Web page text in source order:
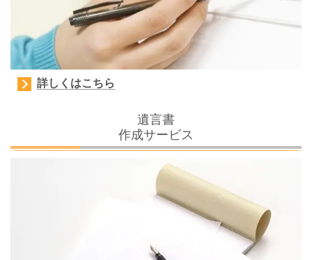
詳しくはこちら
遺言書
作成サービス